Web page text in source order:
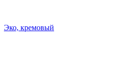
Эко, кремовый